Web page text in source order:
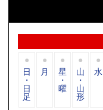
日
・
日
足
月 星
・
曜
山
・
山
形
水